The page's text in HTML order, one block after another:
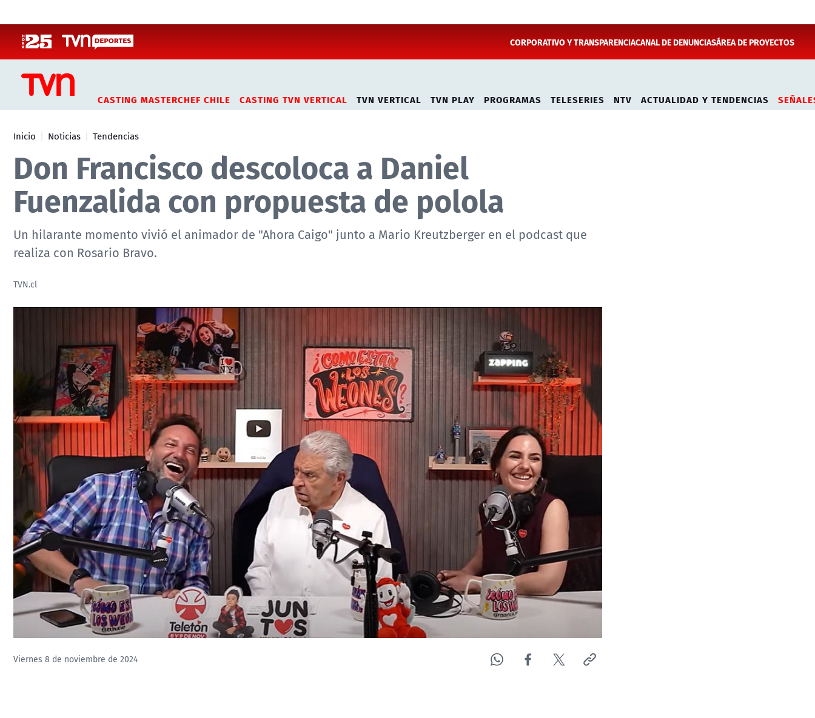
CORPORATIVO Y TRANSPARENCIACANAL DE DENUNCIASÁREA DE PROYECTOS
CASTING MASTERCHEF CHILE CASTING TVN VERTICAL TVN VERTICAL TVN PLAY PROGRAMAS TELESERIES NTV ACTUALIDAD Y TENDENCIAS
Inicio Noticias Tendencias
Don Francisco descoloca a Daniel
Fuenzalida con propuesta de polola
Un hilarante momento vivió el animador de "Ahora Caigo" junto a Mario Kreutzberger en el podcast que
realiza con Rosario Bravo.
TVN.cl
Viernes 8 de noviembre de 2024